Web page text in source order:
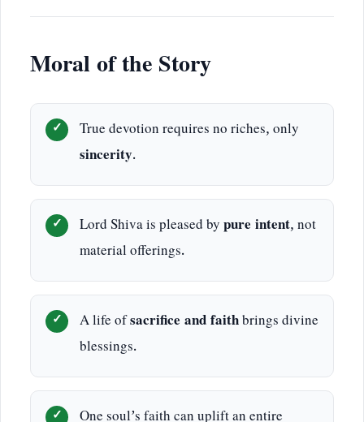
Moral of the Story
True devotion requires no riches, only
sincerity.
Lord Shiva is pleased bypure intent, not
material offerings.
A life ofsacrifice and faithbrings divine
blessings.